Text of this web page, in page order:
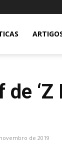
de 2019